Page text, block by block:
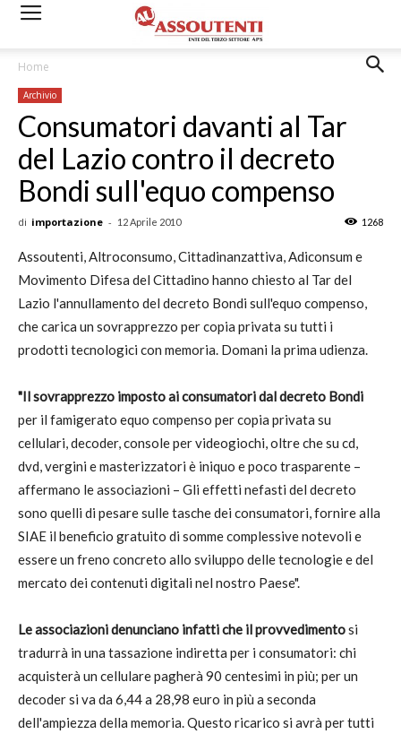
Home
Archivio
Consumatori davanti al Tar
del Lazio contro il decreto
Bondi sull'equo compenso
di importazione - 12 Aprile 2010 1268
Assoutenti, Altroconsumo, Cittadinanzattiva, Adiconsum e
Movimento Difesa del Cittadino hanno chiesto al Tar del
Lazio l'annullamento del decreto Bondi sull'equo compenso,
che carica un sovrapprezzo per copia privata su tutti i
prodotti tecnologici con memoria. Domani la prima udienza.
"Il sovrapprezzo imposto ai consumatori dal decreto Bondi
per il famigerato equo compenso per copia privata su
cellulari, decoder, console per videogiochi, oltre che su cd,
dvd, vergini e masterizzatori è iniquo e poco trasparente –
affermano le associazioni – Gli effetti nefasti del decreto
sono quelli di pesare sulle tasche dei consumatori, fornire alla
SIAE il beneficio gratuito di somme complessive notevoli e
essere un freno concreto allo sviluppo delle tecnologie e del
mercato dei contenuti digitali nel nostro Paese".
Le associazioni denunciano infatti che il provvedimentosi
tradurrà in una tassazione indiretta per i consumatori: chi
acquisterà un cellulare pagherà 90 centesimi in più; per un
decoder si va da 6,44 a 28,98 euro in più a seconda
dell'ampiezza della memoria. Questo ricarico si avrà per tutti